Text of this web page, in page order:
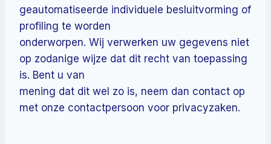
geautomatiseerde individuele besluitvorming of
profiling te worden
onderworpen. Wij verwerken uw gegevens niet
op zodanige wijze dat dit recht van toepassing
is. Bent u van
mening dat dit wel zo is, neem dan contact op
met onze contactpersoon voor privacyzaken.